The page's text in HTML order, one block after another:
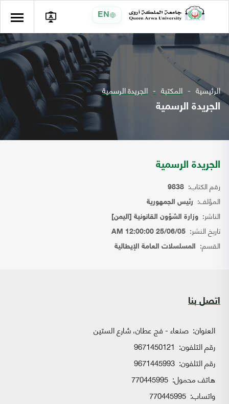
EN
الرئيسية المكتبة الجريدة الرسمية
الجريدة الرسمية
الجريدة الرسمية
رقم الكتاب: 9838
المؤلف: رئيس الجمهورية
الناشر: وزارة الشؤون القانونية [اليمن]
تاريخ النشر: 25/06/05 12:00:00 AM
القسم: المسلسلات العامة الإيطالية
اتصل بنا
العنوان: صنعاء - فج عطان، شارع الستين
رقم التلفون: 9671450121
رقم التلفون: 9671445993
هاتف محمول: 770445995
واتساب: